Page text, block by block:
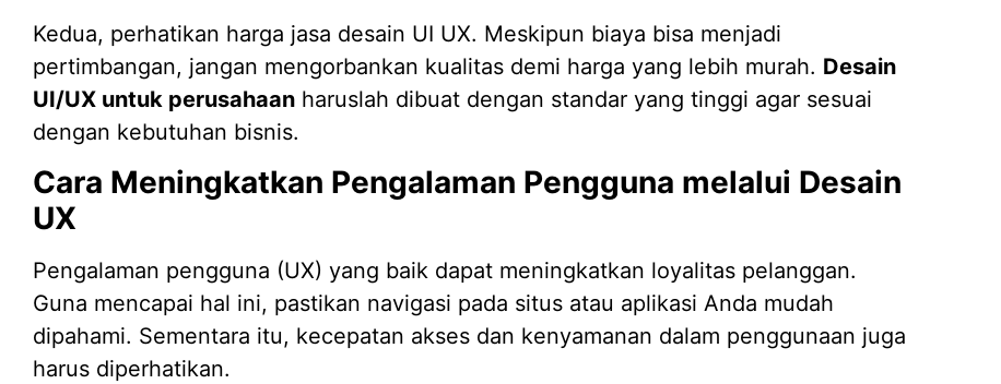
Kedua, perhatikan harga jasa desain UI UX. Meskipun biaya bisa menjadi
pertimbangan, jangan mengorbankan kualitas demi harga yang lebih murah. Desain
UI/UX untuk perusahaan haruslah dibuat dengan standar yang tinggi agar sesuai
dengan kebutuhan bisnis.
Cara Meningkatkan Pengalaman Pengguna melalui Desain
UX
Pengalaman pengguna (UX) yang baik dapat meningkatkan loyalitas pelanggan.
Guna mencapai hal ini, pastikan navigasi pada situs atau aplikasi Anda mudah
dipahami. Sementara itu, kecepatan akses dan kenyamanan dalam penggunaan juga
harus diperhatikan.